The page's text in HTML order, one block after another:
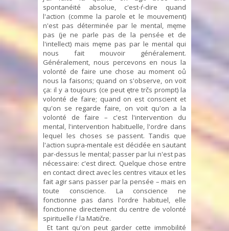
spontanéité absolue, c'est-ŕ-dire quand
l'action (comme la parole et le mouvement)
n'est pas déterminée par le mental, męme
pas (je ne parle pas de la pensée et de
l'intellect) mais męme pas par le mental qui
nous fait mouvoir généralement.
Généralement, nous percevons en nous la
volonté de faire une chose au moment oů
nous la faisons; quand on s'observe, on voit
ça: il y a toujours (ce peut ętre trčs prompt) la
volonté de faire; quand on est conscient et
qu'on se regarde faire, on voit qu'on a la
volonté de faire – c'est l'intervention du
mental, l'intervention habituelle, l'ordre dans
lequel les choses se passent. Tandis que
l'action supra-mentale est décidée en sautant
par-dessus le mental; passer par lui n'est pas
nécessaire: c'est direct. Quelque chose entre
en contact direct avec les centres vitaux et les
fait agir sans passer par la pensée – mais en
toute conscience. La conscience ne
fonctionne pas dans l'ordre habituel, elle
fonctionne directement du centre de volonté
spirituelle ŕ la Matičre.
Et tant qu'on peut garder cette immobilité